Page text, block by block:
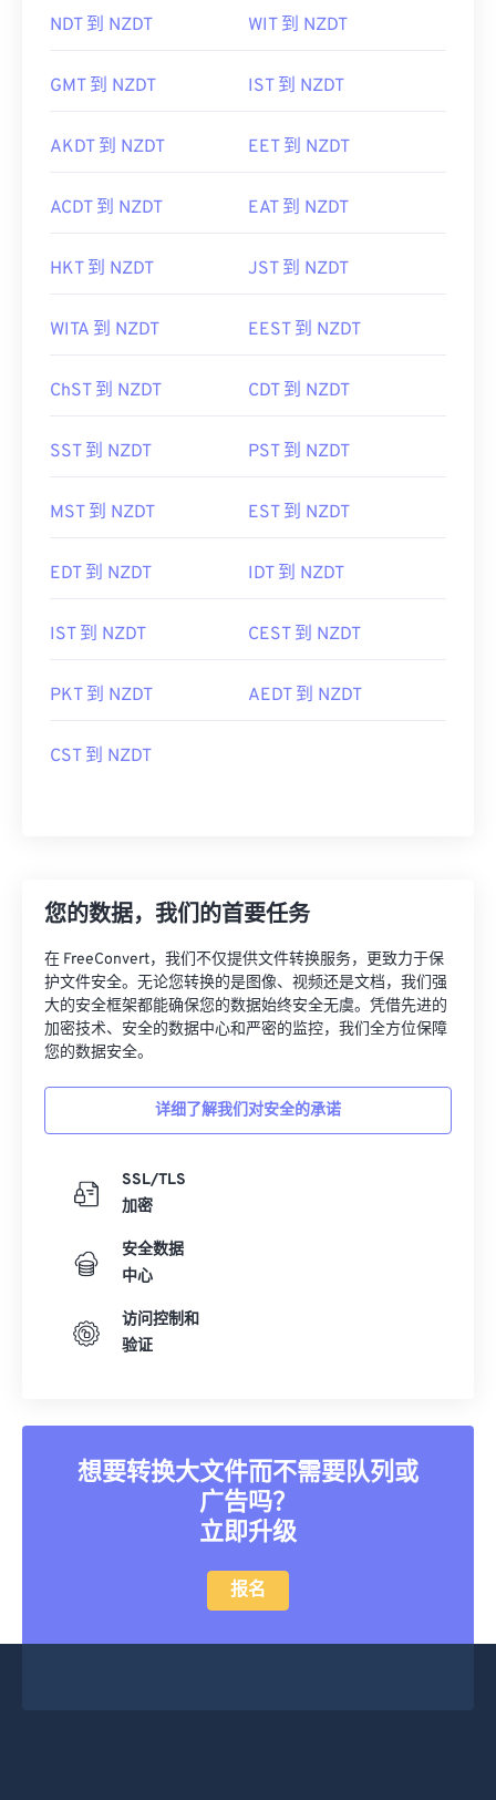
NDT 到 NZDT WIT 到 NZDT
GMT 到 NZDT IST 到 NZDT
AKDT 到 NZDT EET 到 NZDT
ACDT 到 NZDT EAT 到 NZDT
HKT 到 NZDT JST 到 NZDT
WITA 到 NZDT EEST 到 NZDT
ChST 到 NZDT CDT 到 NZDT
SST 到 NZDT PST 到 NZDT
MST 到 NZDT EST 到 NZDT
EDT 到 NZDT IDT 到 NZDT
IST 到 NZDT CEST 到 NZDT
PKT 到 NZDT AEDT 到 NZDT
CST 到 NZDT
您的数据，我们的首要任务
在 FreeConvert，我们不仅提供文件转换服务，更致力于保
护文件安全。无论您转换的是图像、视频还是文档，我们强
大的安全框架都能确保您的数据始终安全无虞。凭借先进的
加密技术、安全的数据中心和严密的监控，我们全方位保障
您的数据安全。
详细了解我们对安全的承诺
SSL/TLS
加密
安全数据
中心
访问控制和
验证
想要转换大文件而不需要队列或
广告吗？
立即升级
报名